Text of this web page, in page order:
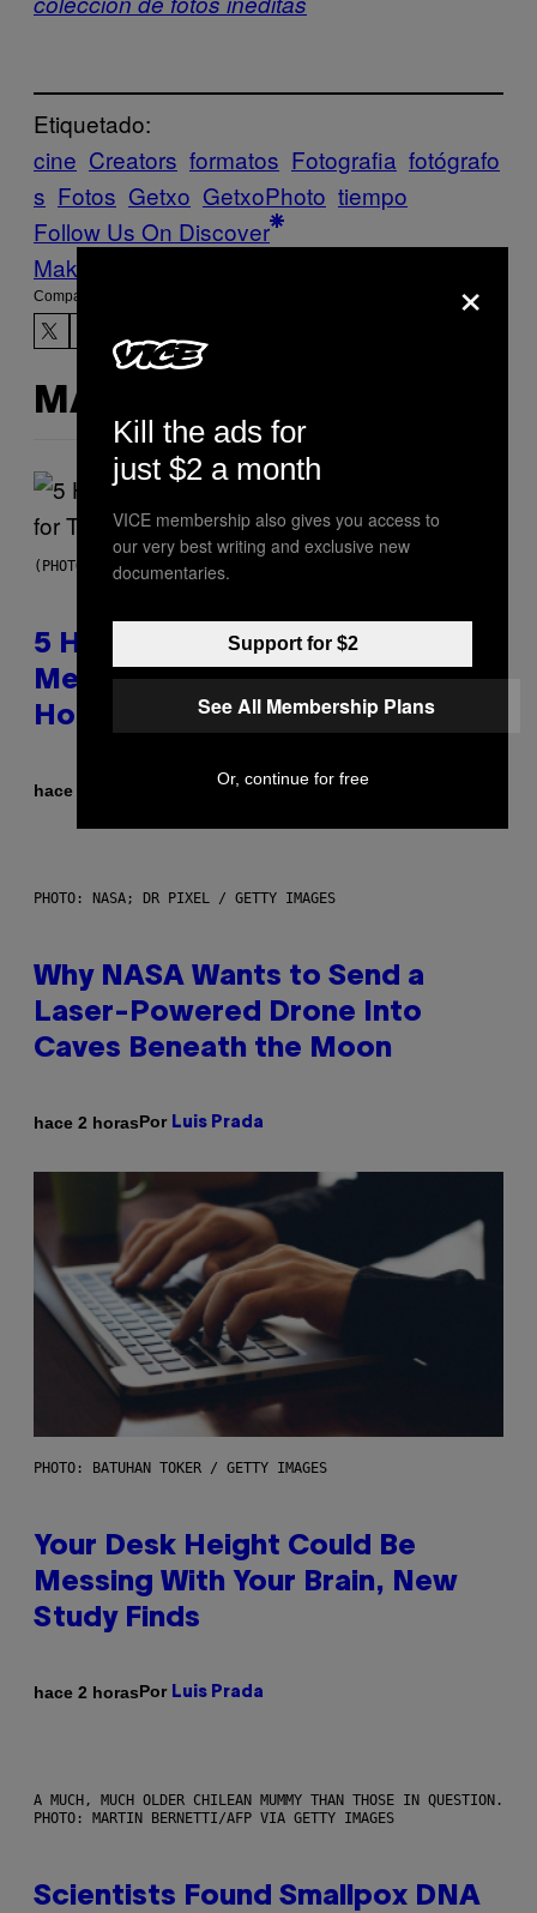
Etiquetado:
cine Creators formatos Fotografia fotógrafo
s Fotos Getxo GetxoPhoto tiempo
Follow Us On Discover
Make Us Preferred In Top Stories
Compartir:
MÁS DE LO MISMO
(PHOTO BY STEVE GRANITZ/WIREIMAGE)
5 Hip-Hop Songs That Are Most
Memorable for Their Classic
Hooks
hace 53 minutos Caleb Catlin
PHOTO: NASA; DR PIXEL / GETTY IMAGES
Why NASA Wants to Send a
Laser-Powered Drone Into
Caves Beneath the Moon
hace 2 horasPor Luis Prada
PHOTO: BATUHAN TOKER / GETTY IMAGES
Your Desk Height Could Be
Messing With Your Brain, New
Study Finds
hace 2 horasPor Luis Prada
A MUCH, MUCH OLDER CHILEAN MUMMY THAN THOSE IN QUESTION.
PHOTO: MARTIN BERNETTI/AFP VIA GETTY IMAGES
Scientists Found Smallpox DNA
×
Kill the ads for
just $2 a month
VICE membership also gives you access to
our very best writing and exclusive new
documentaries.
Support for $2
See All Membership Plans
Or, continue for free